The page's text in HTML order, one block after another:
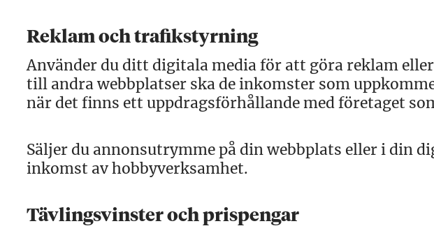
Reklam och trafikstyrning
Använder du ditt digitala media för att göra reklam
till andra webbplatser ska de inkomster som
när det finns ett uppdragsförhållande med företaget
Säljer du annonsutrymme på din webbplats eller i din
inkomst av hobbyverksamhet.
Tävlingsvinster och prispengar